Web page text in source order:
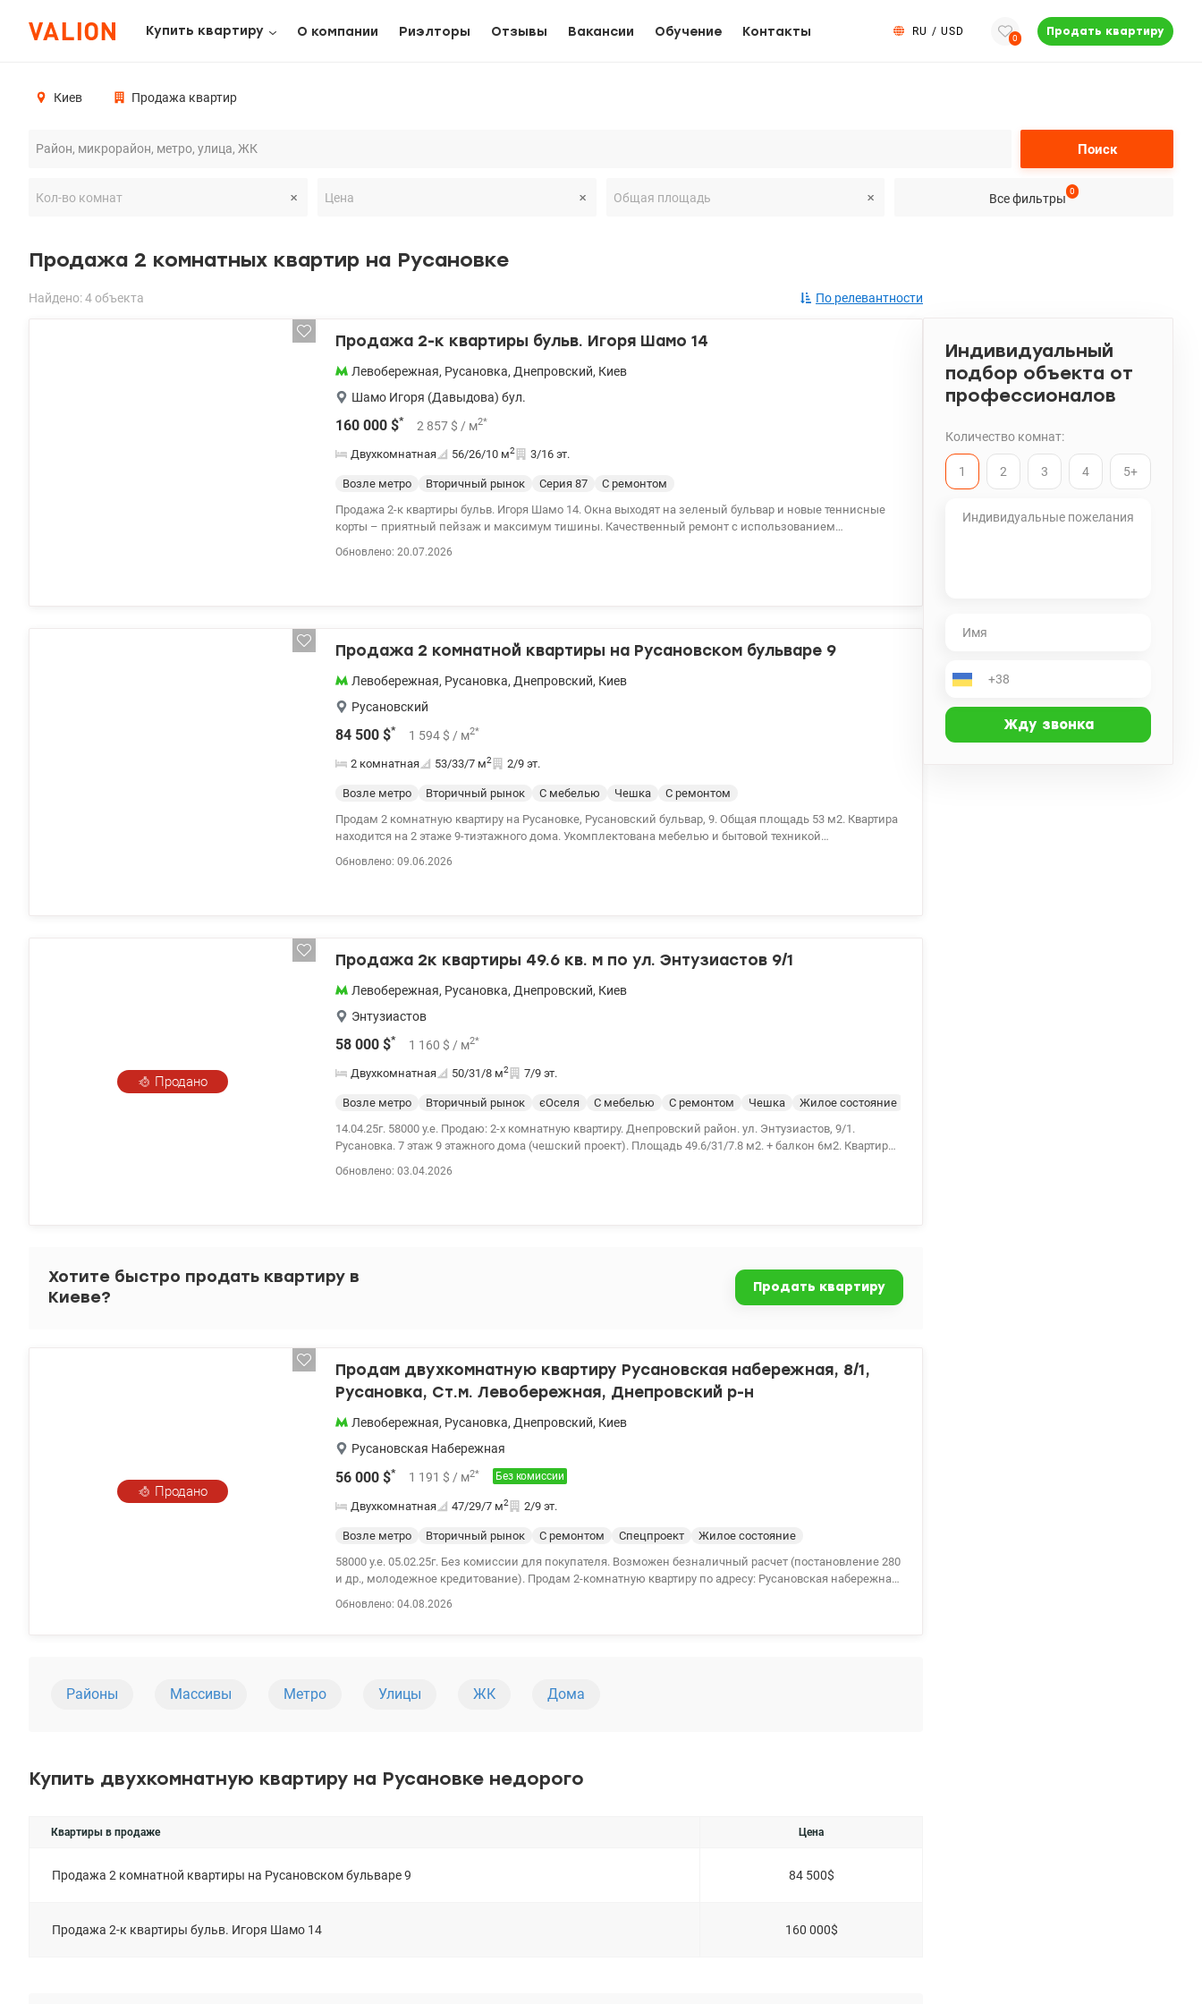
Купить квартиру О компании Риэлторы Отзывы Вакансии Обучение Контакты RU / USD
0
Продать квартиру
Киев Продажа квартир
Поиск
Все фильтры
0
Продажа 2 комнатных квартир на Русановке
Найдено: 4 объекта По релевантности
Продажа 2-к квартиры бульв. Игоря Шамо 14
Левобережная, Русановка, Днепровский, Киев
Шамо Игоря (Давыдова) бул.
160 000 $* 2 857 $ / м2*
Двухкомнатная 56/26/10 м2 3/16 эт.
Возле метро Вторичный рынок Cерия 87
С ремонтом
Продажа 2-к квартиры бульв. Игоря Шамо 14. Окна выходят на зеленый бульвар и новые теннисные
корты – приятный пейзаж и максимум тишины. Качественный ремонт с использованием
Обновлено: 20.07.2026
Продажа 2 комнатной квартиры на Русановском бульваре 9
Левобережная, Русановка, Днепровский, Киев
Русановский
84 500 $* 1 594 $ / м2*
2 комнатная 53/33/7 м2 2/9 эт.
Возле метро Вторичный рынок С мебелью Чешка
С ремонтом
Продам 2 комнатную квартиру на Русановке, Русановский бульвар, 9. Общая площадь 53 м2. Квартира
находится на 2 этаже 9-тиэтажного дома. Укомплектована мебелью и бытовой техникой
Обновлено: 09.06.2026
Продано
Продажа 2к квартиры 49.6 кв. м по ул. Энтузиастов 9/1
Левобережная, Русановка, Днепровский, Киев
Энтузиастов
58 000 $* 1 160 $ / м2*
Двухкомнатная 50/31/8 м2 7/9 эт.
Возле метро Вторичный рынок єОселя С мебелью С ремонтом Чешка
Жилое состояние
14.04.25г. 58000 у.е. Продаю: 2-х комнатную квартиру. Днепровский район. ул. Энтузиастов, 9/1.
Русановка. 7 этаж 9 этажного дома (чешский проект). Площадь 49.6/31/7.8 м2. + балкон 6м2. Квартира
парк для прогулок с красивыми видами. Удобная транспортная развязка, до г. «Левобережная» 15
минут пешком, или 5 минут на транспорте. Документам больше 3 лет, к продаже полностью готовы.
Обновлено: 03.04.2026
Хотите быстро продать квартиру в
Киеве?
Продать квартиру
Продано
Продам двухкомнатную квартиру Русановская набережная, 8/1,
Русановка, Ст.м. Левобережная, Днепровский р-н
Левобережная, Русановка, Днепровский, Киев
Русановская Набережная
56 000 $* 1 191 $ / м2* Без комиссии
Двухкомнатная 47/29/7 м2 2/9 эт.
Возле метро Вторичный рынок С ремонтом Спецпроект
Жилое состояние
58000 у.е. 05.02.25г. Без комиссии для покупателя. Возможен безналичный расчет (постановление 280
и др., молодежное кредитование). Продам 2-комнатную квартиру по адресу: Русановская набережная,
Обновлено: 04.08.2026
Районы Массивы Метро Улицы ЖК Дома
Купить двухкомнатную квартиру на Русановке недорого
Квартиры в продаже Цена
Продажа 2 комнатной квартиры на Русановском бульваре 9 84 500$
Продажа 2-к квартиры бульв. Игоря Шамо 14 160 000$
Индивидуальный
подбор объекта от
профессионалов
Количество комнат:
1 2 3 4 5+